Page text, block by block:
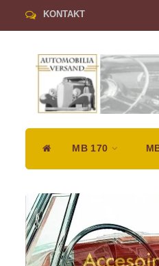
KONTAKT
MB 170